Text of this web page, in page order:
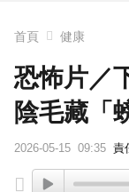
首頁 健康
恐怖片／
陰毛藏「
2026-05-15 09:35 責